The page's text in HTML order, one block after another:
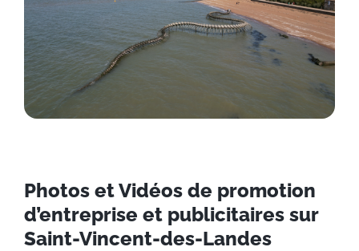
Photos et Vidéos de promotion
d’entreprise et publicitaires sur
Saint-Vincent-des-Landes